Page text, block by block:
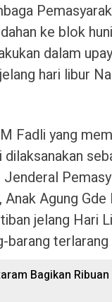
ke blok
dalam
hari libur
Fadli yang
Agung
jelang Hari
barang
Bagikan